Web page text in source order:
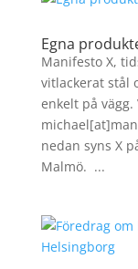
Egna
Manifesto X,
vitlackerat stål
enkelt på
nedan syns X
Malmö. ...